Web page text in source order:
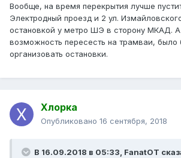
Вообще, на время перекрытия лучше
Электродный проезд и 2 ул.
остановкой у метро ШЭ в сторону МКАД.
возможность пересесть на трамваи,
организовать остановки.
Хлорка
Опубликовано 16 сентября, 2018
В 16.09.2018 в 05:33, FanatOT